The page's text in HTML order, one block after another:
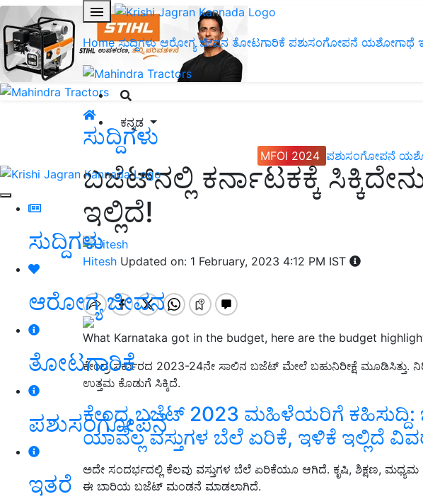
Home ಸುದ್ದಿಗಳು ಆರೋಗ್ಯ ಜೀವನ ತೋಟಗಾರಿಕೆ ಪಶುಸಂಗೋಪನೆ ಯಶೋಗಾಥೆ
ಕನ್ನಡ
MFOI 2024 ಪಶುಸಂಗೋಪನೆ
ಸುದ್ದಿಗಳು
ಆರೋಗ್ಯ ಜೀವನ
ತೋಟಗಾರಿಕೆ
ಪಶುಸಂಗೋಪನೆ
ಇತರೆ
ಸುದ್ದಿಗಳು
ಬಜೆಟ್‌ನಲ್ಲಿ ಕರ್ನಾಟಕಕ್ಕೆ
ಇಲ್ಲಿದೆ!
Hitesh Updated on: 1 February, 2023 4:12 PM IST
What Karnataka got in the budget, here are the budget
ಕೇಂದ್ರ ಸರ್ಕಾರದ 2023-24ನೇ ಸಾಲಿನ ಬಜೆಟ್‌ ಮೇಲೆ ಬಹುನಿರೀಕ್ಷೆ ಮೂಡಿಸಿತ್ತು.
ಉತ್ತಮ ಕೊಡುಗೆ ಸಿಕ್ಕಿದೆ.
ಕೇಂದ್ರ ಬಜೆಟ್‌ 2023 ಮಹಿಳೆಯರಿಗೆ ಕಹಿಸುದ್ದಿ:
ಯಾವೆಲ್ಲ ವಸ್ತುಗಳ ಬೆಲೆ ಏರಿಕೆ, ಇಳಿಕೆ ಇಲ್ಲಿದೆ
ಅದೇ ಸಂದರ್ಭದಲ್ಲಿ ಕೆಲವು ವಸ್ತುಗಳ ಬೆಲೆ ಏರಿಕೆಯೂ ಆಗಿದೆ. ಕೃಷಿ, ಶಿಕ್ಷಣ,
ಈ ಬಾರಿಯ ಬಜೆಟ್‌ ಮಂಡನೆ ಮಾಡಲಾಗಿದೆ.